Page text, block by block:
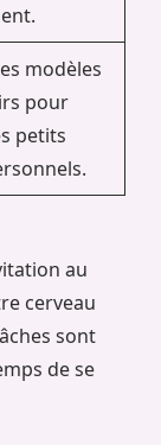
modèles
pour
petits
au
cerveau
sont
de se